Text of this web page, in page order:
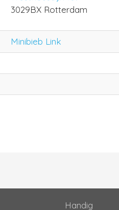
3029BX Rotterdam
Minibieb Link
Handig